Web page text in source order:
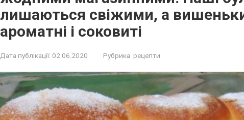
лишаються свіжими, а
ароматні і соковиті
Дата публікації: 02.06.2020 Рубрика: рецепти